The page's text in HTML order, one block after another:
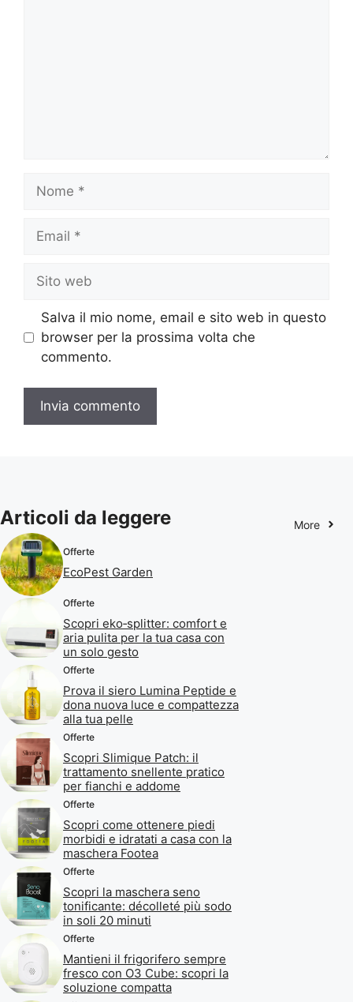
Nome
Email
Sito
web
Salva il mio nome, email e sito web in questo
browser per la prossima volta che
commento.
Articoli da leggere More
Offerte
EcoPest Garden
Offerte
Scopri eko‑splitter: comfort e
aria pulita per la tua casa con
un solo gesto
Offerte
Prova il siero Lumina Peptide e
dona nuova luce e compattezza
alla tua pelle
Offerte
Scopri Slimique Patch: il
trattamento snellente pratico
per fianchi e addome
Offerte
Scopri come ottenere piedi
morbidi e idratati a casa con la
maschera Footea
Offerte
Scopri la maschera seno
tonificante: décolleté più sodo
in soli 20 minuti
Offerte
Mantieni il frigorifero sempre
fresco con O3 Cube: scopri la
soluzione compatta